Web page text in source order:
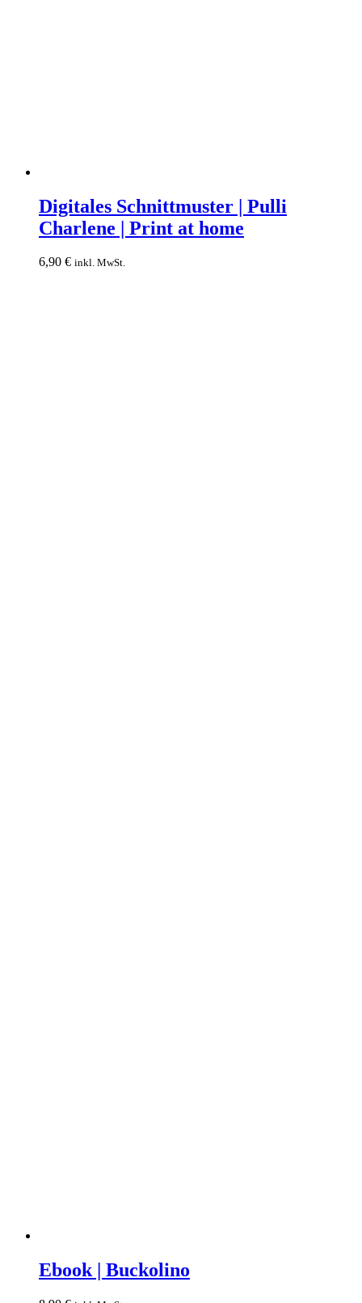
Schnittmuster
|
Pulli
|
Digitales Schnittmuster | Pulli
Charlene | Print at home
6,90 € inkl. MwSt.
|
Buckolino
Ebook | Buckolino